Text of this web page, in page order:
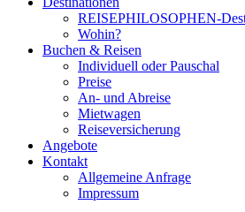
REISEPHILOSOPHEN-
Wohin?
Buchen & Reisen
Individuell oder Pauschal
Preise
An- und Abreise
Mietwagen
Reiseversicherung
Angebote
Kontakt
Allgemeine Anfrage
Impressum